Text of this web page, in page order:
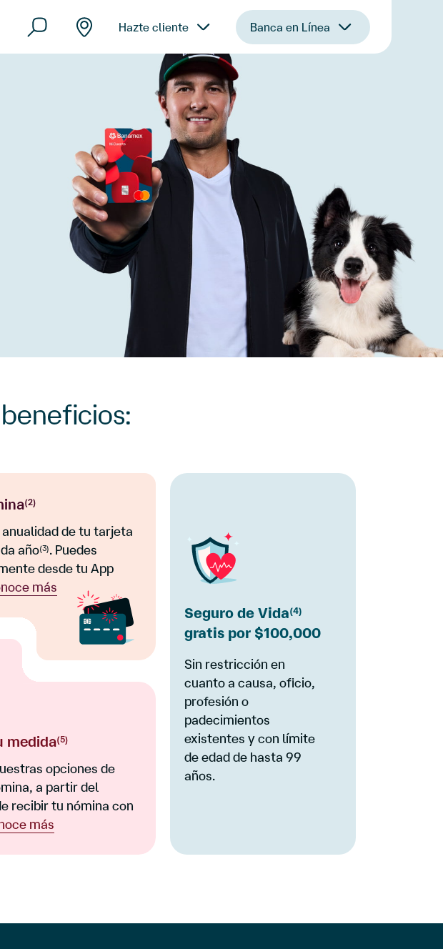
Hazte cliente Banca en Línea
(2)
de tu tarjeta
año(3). Puedes
desde tu App
más
medida(5)
opciones de
a partir del
recibir tu nómina con
más
Seguro de Vida(4)
gratis por $100,000
Sin restricción en
cuanto a causa, oficio,
profesión o
padecimientos
existentes y con límite
de edad de hasta 99
años.